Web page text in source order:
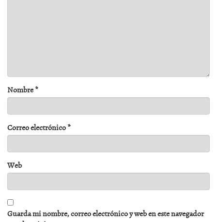
Nombre*
Correo electrónico*
Web
Guarda mi nombre, correo electrónico y web en este navegador